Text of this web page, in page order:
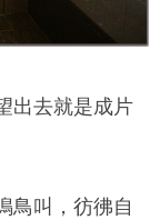
出去就是成片
鳥叫，彷彿自